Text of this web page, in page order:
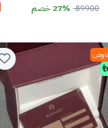
89900 27% خصم